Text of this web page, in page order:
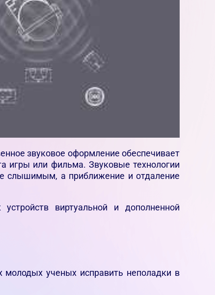
звуковое оформление обеспечивает
игры или фильма. Звуковые технологии
слышимым, а приближение и отдаление
виртуальной и дополненной
ученых исправить неполадки в